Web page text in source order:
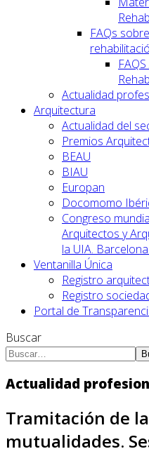
FAQs
Actualidad
Arquitectura
Actualidad del
Premios
BEAU
BIAU
Europan
Docomomo
Congreso
Arquitectos y
la UIA.
Ventanilla Única
Registro
Registro
Portal de
Buscar
Actualidad
Tramitación de
mutualidades.